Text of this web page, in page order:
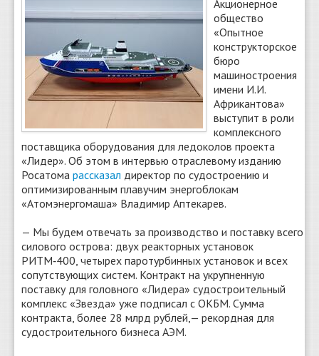
О сайте
Найти
Акционерное
общество
«Опытное
конструкторское
бюро
машиностроения
имени И.И.
Африкантова»
выступит в роли
комплексного
поставщика оборудования для ледоколов проекта
«Лидер». Об этом в интервью отраслевому изданию
Росатома рассказал директор по судостроению и
оптимизированным плавучим энергоблокам
«Атомэнергомаша» Владимир Аптекарев.
— Мы будем отвечать за производство и поставку всего
силового острова: двух реакторных установок
РИТМ‑400, четырех паротурбинных установок и всех
сопутствующих систем. Контракт на укрупненную
поставку для головного «Лидера» судостроительный
комплекс «Звезда» уже подписал с ОКБМ. Сумма
контракта, более 28 млрд рублей, — ​рекордная для
судостроительного бизнеса АЭМ.